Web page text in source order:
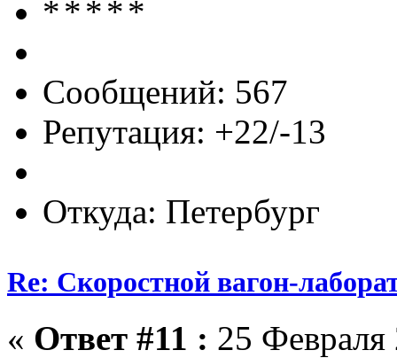
Сообщений: 567
Репутация: +22/-13
Откуда: Петербург
Re: Скоростной вагон-
« Ответ #11 : 25